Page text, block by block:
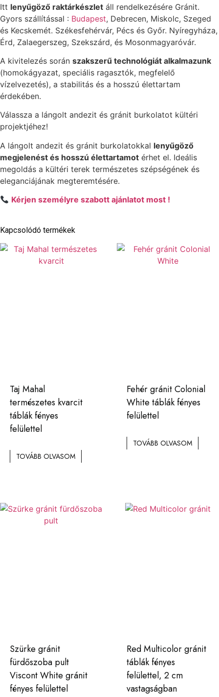
Itt lenyűgöző raktárkészlet áll rendelkezésére Gránit.
Gyors szállítással : Budapest, Debrecen, Miskolc, Szeged
és Kecskemét. Székesfehérvár, Pécs és Győr. Nyíregyháza,
Érd, Zalaegerszeg, Szekszárd, és Mosonmagyaróvár.
A kivitelezés során szakszerű technológiát alkalmazunk
(homokágyazat, speciális ragasztók, megfelelő
vízelvezetés), a stabilitás és a hosszú élettartam
érdekében.
Válassza a lángolt andezit és gránit burkolatot kültéri
projektjéhez!
A lángolt andezit és gránit burkolatokkal lenyűgöző
megjelenést és hosszú élettartamot érhet el. Ideális
megoldás a kültéri terek természetes szépségének és
eleganciájának megteremtésére.
Kérjen személyre szabott ajánlatot most !
Kapcsolódó termékek
Taj Mahal
természetes kvarcit
táblák fényes
felülettel
TOVÁBB OLVASOM
Fehér gránit Colonial
White táblák fényes
felülettel
TOVÁBB OLVASOM
Szürke gránit
fürdőszoba pult
Viscont White gránit
fényes felülettel
Red Multicolor gránit
táblák fényes
felülettel, 2 cm
vastagságban